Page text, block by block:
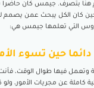
هنا بتصرف. جيمس كان حاضرا
حين كان الكل يبحث عمن يصمم
التي تعلمها جيمس هي:
فيها طوال الوقت،
كاملة عن مجريات الأمور، ولو